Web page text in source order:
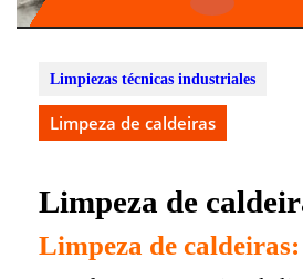
Open
Limpiezas técnicas industriales
Limpeza de caldeiras
Limpeza de
Limpeza de caldeiras: